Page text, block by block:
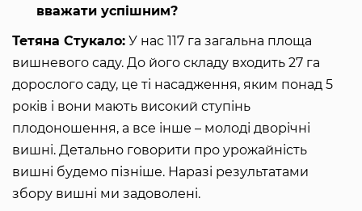
вважати успішним?
Тетяна Стукало: У нас 117 га загальна площа
вишневого саду. До його складу входить 27 га
дорослого саду, це ті насадження, яким понад 5
років і вони мають високий ступінь
плодоношення, а все інше – молоді дворічні
вишні. Детально говорити про урожайність
вишні будемо пізніше. Наразі результатами
збору вишні ми задоволені.